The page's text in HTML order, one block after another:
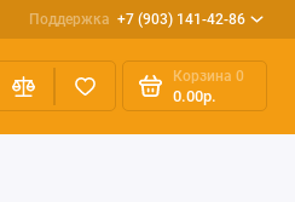
Поддержка +7 (903) 141-42-86
Корзина 0
0.00р.